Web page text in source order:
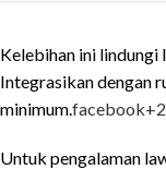
Kelebihan ini lindungi
Integrasikan dengan
minimum.facebook+2
Untuk pengalaman